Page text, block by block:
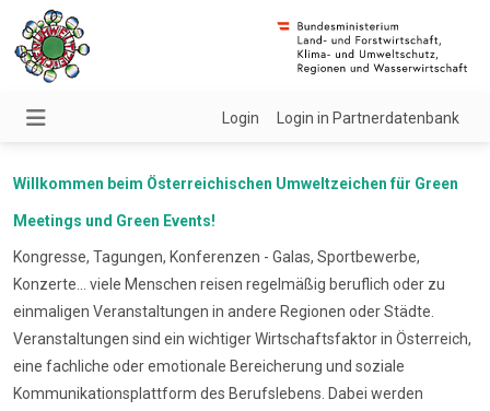
Login Login in Partnerdatenbank
Willkommen beim Österreichischen Umweltzeichen für Green
Meetings und Green Events!
Kongresse, Tagungen, Konferenzen - Galas, Sportbewerbe,
Konzerte... viele Menschen reisen regelmäßig beruflich oder zu
einmaligen Veranstaltungen in andere Regionen oder Städte.
Veranstaltungen sind ein wichtiger Wirtschaftsfaktor in Österreich,
eine fachliche oder emotionale Bereicherung und soziale
Kommunikationsplattform des Berufslebens. Dabei werden